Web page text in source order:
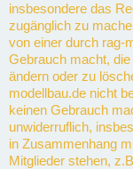
insbesondere das
zugänglich zu
von einer durch rag-
Gebrauch macht,
ändern oder zu
modellbau.de nicht
keinen Gebrauch
unwiderruflich,
in Zusammenhang
Mitglieder stehen,